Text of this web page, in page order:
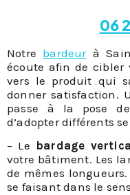
06
Notre bardeurà
écoute afin de cibler
vers le produit qui
donner satisfaction.
passe à la pose
d’adopter différents
– Le bardage
votre bâtiment. Les
de mêmes longueurs.
se faisant dans le